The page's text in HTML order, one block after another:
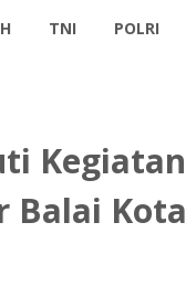
TNI POLRI
Kegiatan
Balai Kota